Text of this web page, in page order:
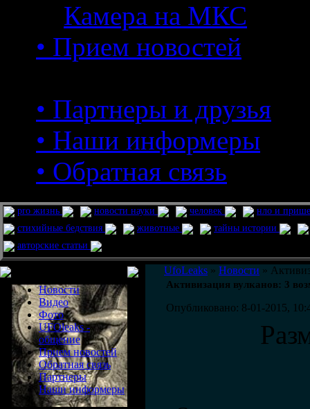
Камера на МКС
• Прием новостей
• Партнеры и друзья
• Наши информеры
• Обратная связь
pro жизнь новости науки человек
нло и
стихийные бедствия
животные
тайны истории
авторские статьи
Новости
Видео
Фото
UFOleaks -
общение
Прием новостей
Обратная связь
Партнеры
Наши информеры
UfoLeaks » Новости »
Активизация вулканов: 3
Опубликовано: 8-01-2015,